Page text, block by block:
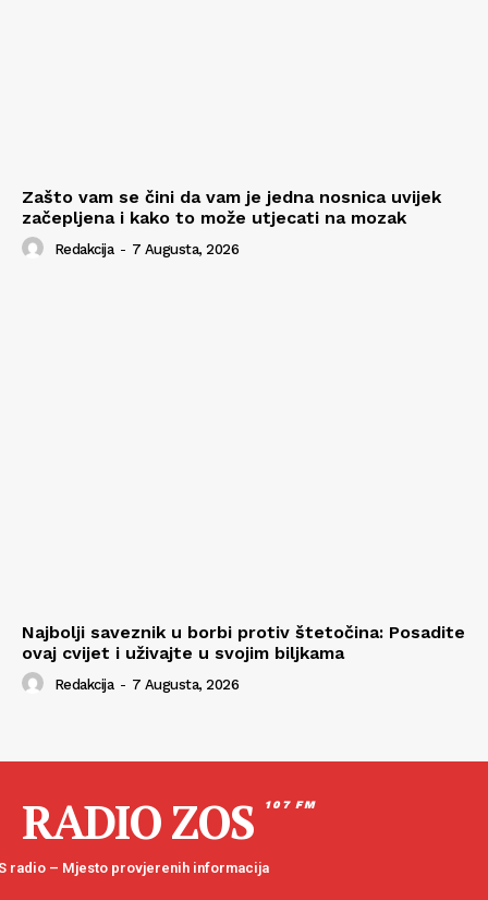
Zašto vam se čini da vam je jedna nosnica uvijek
začepljena i kako to može utjecati na mozak
Redakcija - 7 Augusta, 2026
Najbolji saveznik u borbi protiv štetočina: Posadite
ovaj cvijet i uživajte u svojim biljkama
Redakcija - 7 Augusta, 2026
RADIO ZOS 107 FM
radio – Mjesto provjerenih informacija